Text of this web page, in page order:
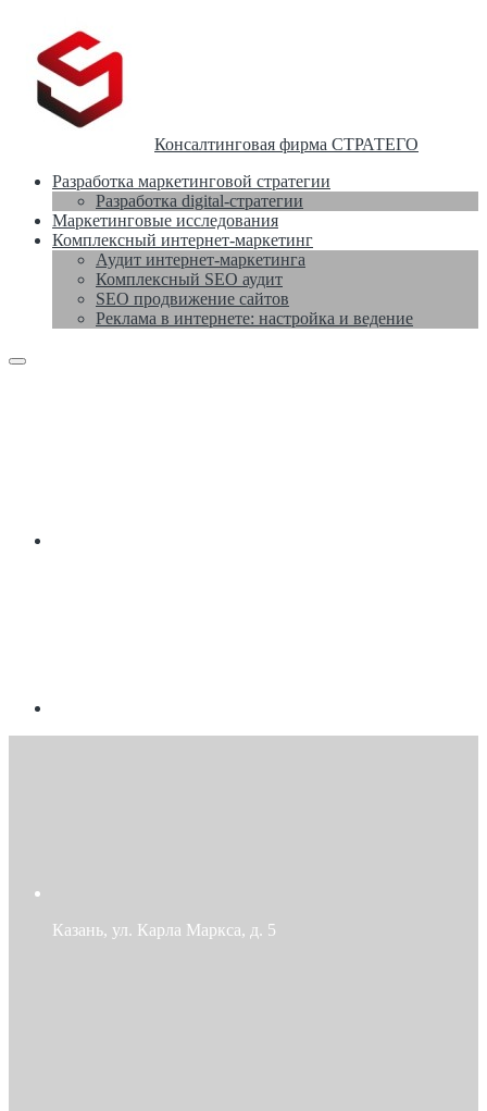
Консалтинговая фирма СТРАТЕГО
Разработка маркетинговой стратегии
Разработка digital-стратегии
Маркетинговые исследования
Комплексный интернет-маркетинг
Аудит интернет-маркетинга
Комплексный SEO аудит
SEO продвижение сайтов
Реклама в интернете: настройка и ведение
Казань, ул. Карла Маркса, д. 5